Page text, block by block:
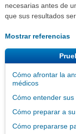
necesarias antes de
que sus resultados
Mostrar referencias
Cómo afrontar la
médicos
Cómo entender
Cómo preparar a
Cómo prepararse